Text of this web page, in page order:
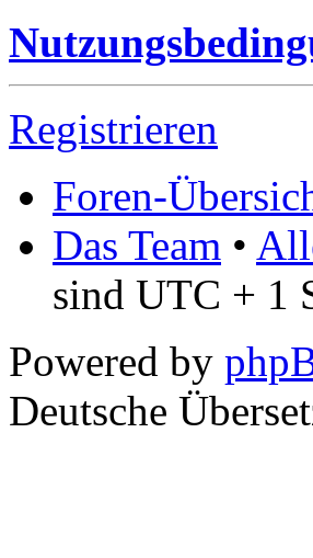
Registrieren
Foren-
Das Team •
sind UTC + 1
Powered by
Deutsche